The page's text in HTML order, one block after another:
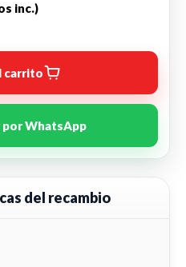
inc.)
carrito
WhatsApp
del recambio